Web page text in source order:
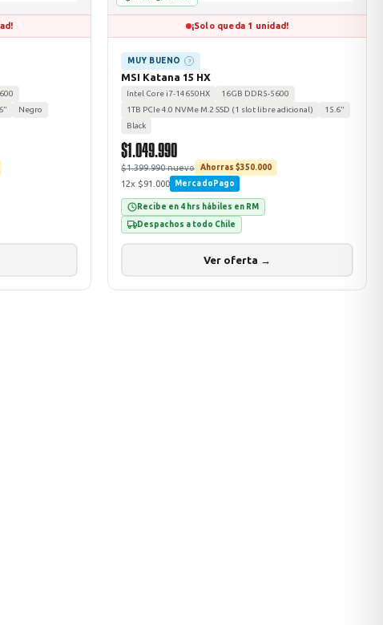
Negro
¡Solo queda 1 unidad!
MUY BUENO ?
MSI Katana 15 HX
Intel Core i7-14650HX
16GB DDR5-5600
1TB PCIe 4.0 NVMe M.2 SSD (1 slot libre adicional)
15.6"
Black
$1.049.990
$1.399.990 nuevo Ahorras $350.000
12x $91.000 MercadoPago
Recibe en 4 hrs hábiles en RM
Despachos a todo Chile
Ver oferta →